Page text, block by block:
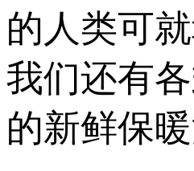
的人类可
我们还有
的新鲜保